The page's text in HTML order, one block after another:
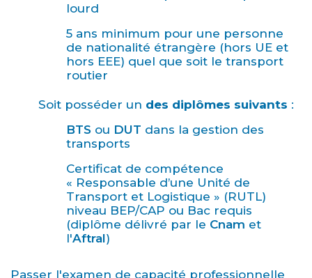
lourd
5 ans minimum pour une personne
de nationalité étrangère (hors UE et
hors EEE) quel que soit le transport
routier
Soit posséder un des diplômes suivants :
BTS ou DUT dans la gestion des
transports
Certificat de compétence
« Responsable d’une Unité de
Transport et Logistique » (RUTL)
niveau BEP/CAP ou Bac requis
(diplôme délivré par le Cnam et
l'Aftral)
Passer l'examen de capacité professionnelle